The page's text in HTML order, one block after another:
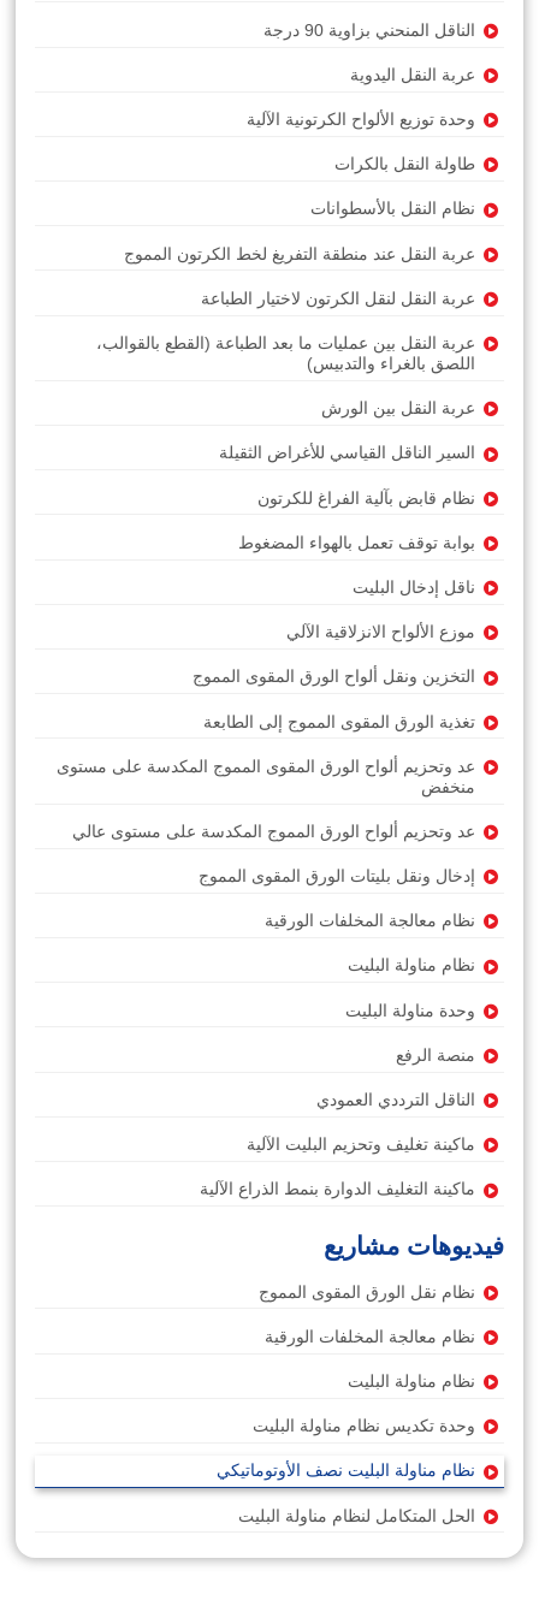
الناقل المنحني بزاوية 90 درجة
عربة النقل اليدوية
وحدة توزيع الألواح الكرتونية الآلية
طاولة النقل بالكرات
نظام النقل بالأسطوانات
عربة النقل عند منطقة التفريغ لخط الكرتون المموج
عربة النقل لنقل الكرتون لاختيار الطباعة
عربة النقل بين عمليات ما بعد الطباعة (القطع بالقوالب،
اللصق بالغراء والتدبيس)
عربة النقل بين الورش
السير الناقل القياسي للأغراض الثقيلة
نظام قابض بآلية الفراغ للكرتون
بوابة توقف تعمل بالهواء المضغوط
ناقل إدخال البليت
موزع الألواح الانزلاقية الآلي
التخزين ونقل ألواح الورق المقوى المموج
تغذية الورق المقوى المموج إلى الطابعة
عد وتحزيم ألواح الورق المقوى المموج المكدسة على مستوى
منخفض
عد وتحزيم ألواح الورق المموج المكدسة على مستوى عالي
إدخال ونقل بليتات الورق المقوى المموج
نظام معالجة المخلفات الورقية
نظام مناولة البليت
وحدة مناولة البليت
منصة الرفع
الناقل الترددي العمودي
ماكينة تغليف وتحزيم البليت الآلية
ماكينة التغليف الدوارة بنمط الذراع الآلية
فيديوهات مشاريع
نظام نقل الورق المقوى المموج
نظام معالجة المخلفات الورقية
نظام مناولة البليت
وحدة تكديس نظام مناولة البليت
نظام مناولة البليت نصف الأوتوماتيكي
الحل المتكامل لنظام مناولة البليت